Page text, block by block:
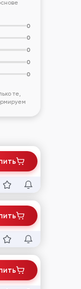
0
0
0
0
0
те,